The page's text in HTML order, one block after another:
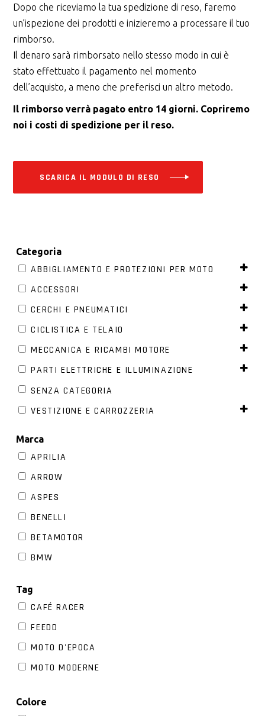
Dopo che riceviamo la tua spedizione di reso, faremo
un’ispezione dei prodotti e inizieremo a processare il tuo
rimborso.
Il denaro sarà rimborsato nello stesso modo in cui è
stato effettuato il pagamento nel momento
dell’acquisto, a meno che preferisci un altro metodo.
Il rimborso verrà pagato entro 14 giorni. Copriremo
noi i costi di spedizione per il reso.
SCARICA IL MODULO DI RESO
Categoria
ABBIGLIAMENTO E PROTEZIONI PER MOTO
ACCESSORI
CERCHI E PNEUMATICI
CICLISTICA E TELAIO
MECCANICA E RICAMBI MOTORE
PARTI ELETTRICHE E ILLUMINAZIONE
SENZA CATEGORIA
VESTIZIONE E CARROZZERIA
Marca
APRILIA
ARROW
ASPES
BENELLI
BETAMOTOR
BMW
CAGIVA
F.B. MONDIAL
Tag
CAFÉ RACER
FEEDD
MOTO D'EPOCA
MOTO MODERNE
Colore